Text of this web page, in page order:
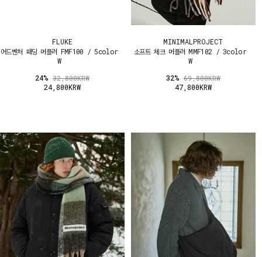
FLUKE
어드벤처 패딩 머플러 FMF100 / 5color
W
24% 32,800KRW
24,800KRW
MINIMALPROJECT
소프트 체크 머플러 MMF102 / 3color
W
32% 69,800KRW
47,800KRW